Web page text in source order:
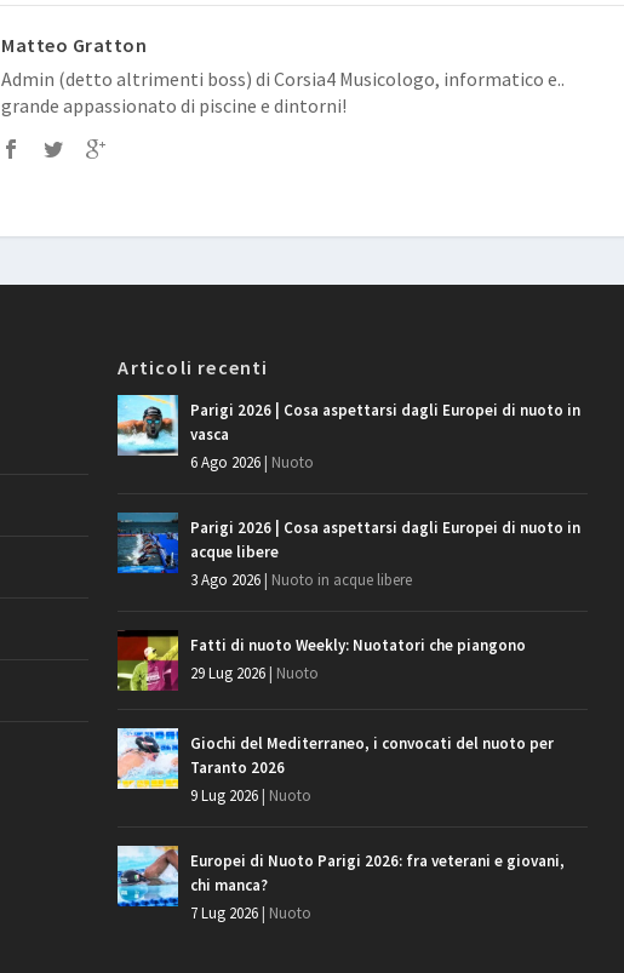
Matteo Gratton
Admin (detto altrimenti boss) di Corsia4 Musicologo, informatico e..
grande appassionato di piscine e dintorni!
Articoli recenti
Parigi 2026 | Cosa aspettarsi dagli Europei di nuoto in
vasca
6 Ago 2026| Nuoto
Parigi 2026 | Cosa aspettarsi dagli Europei di nuoto in
acque libere
3 Ago 2026| Nuoto in acque libere
Fatti di nuoto Weekly: Nuotatori che piangono
29 Lug 2026| Nuoto
Giochi del Mediterraneo, i convocati del nuoto per
Taranto 2026
9 Lug 2026| Nuoto
Europei di Nuoto Parigi 2026: fra veterani e giovani,
chi manca?
7 Lug 2026| Nuoto